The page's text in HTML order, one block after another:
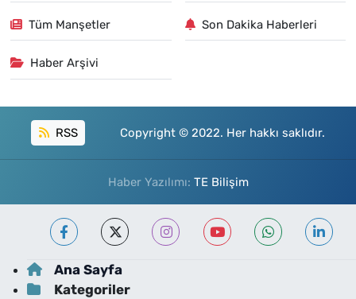
Tüm Manşetler Son Dakika Haberleri
Haber Arşivi
RSS Copyright © 2022. Her hakkı saklıdır.
Haber Yazılımı: TE Bilişim
Ana Sayfa
Kategoriler